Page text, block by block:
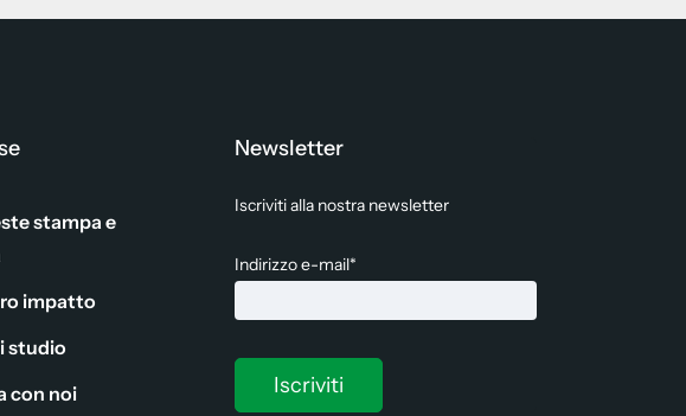
stampa e
impatto
studio
con noi
Newsletter
Iscriviti alla nostra newsletter
Indirizzo e-mail*